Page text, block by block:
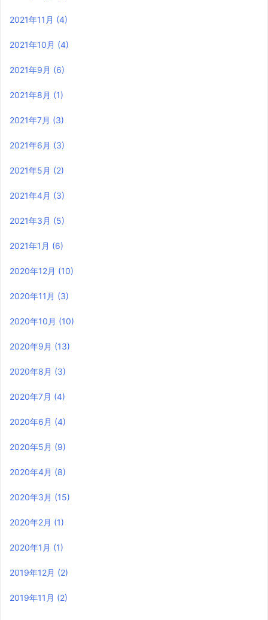
2021年11月 (4)
2021年10月 (4)
2021年9月 (6)
2021年8月 (1)
2021年7月 (3)
2021年6月 (3)
2021年5月 (2)
2021年4月 (3)
2021年3月 (5)
2021年1月 (6)
2020年12月 (10)
2020年11月 (3)
2020年10月 (10)
2020年9月 (13)
2020年8月 (3)
2020年7月 (4)
2020年6月 (4)
2020年5月 (9)
2020年4月 (8)
2020年3月 (15)
2020年2月 (1)
2020年1月 (1)
2019年12月 (2)
2019年11月 (2)